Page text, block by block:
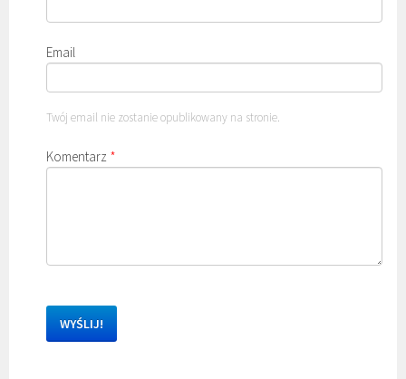
Email
Twój email nie zostanie opublikowany na stronie.
Komentarz *